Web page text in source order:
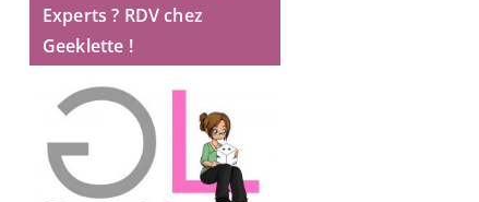
Experts ? RDV chez
Geeklette !